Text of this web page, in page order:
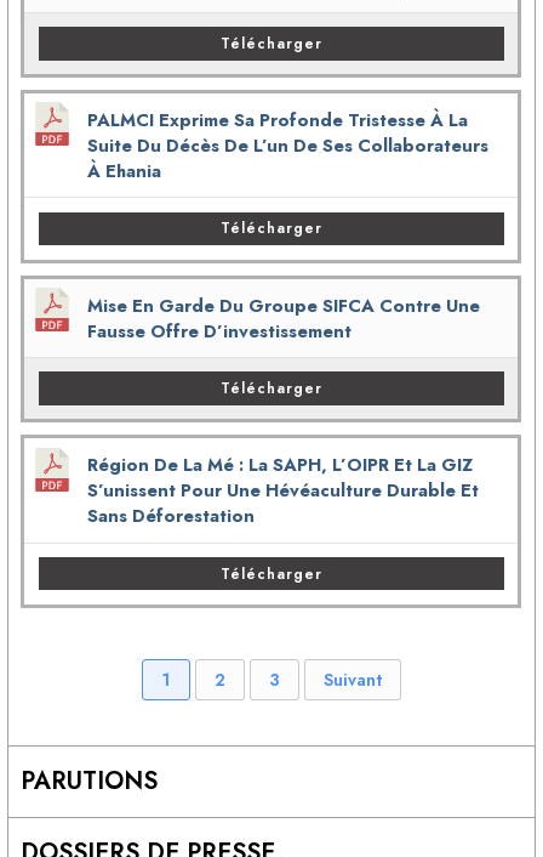
Télécharger
PALMCI Exprime Sa Profonde Tristesse À La
Suite Du Décès De L’un De Ses Collaborateurs
À Ehania
Télécharger
Mise En Garde Du Groupe SIFCA Contre Une
Fausse Offre D’investissement
Télécharger
Région De La Mé : La SAPH, L’OIPR Et La GIZ
S’unissent Pour Une Hévéaculture Durable Et
Sans Déforestation
Télécharger
1 2 3 Suivant
PARUTIONS